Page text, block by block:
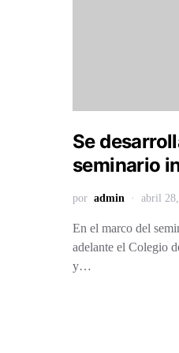
Se
seminario
por admin abril
En el marco del
adelante el Colegio
y…